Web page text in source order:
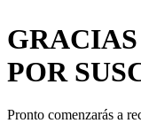
GRACIAS
POR
Pronto comenzarás a